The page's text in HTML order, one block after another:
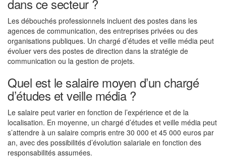
dans ce secteur ?
Les débouchés professionnels incluent des postes dans les
agences de communication, des entreprises privées ou des
organisations publiques. Un chargé d’études et veille média peut
évoluer vers des postes de direction dans la stratégie de
communication ou la gestion de projets.
Quel est le salaire moyen d’un chargé
d’études et veille média ?
Le salaire peut varier en fonction de l’expérience et de la
localisation. En moyenne, un chargé d’études et veille média peut
s’attendre à un salaire compris entre 30 000 et 45 000 euros par
an, avec des possibilités d’évolution salariale en fonction des
responsabilités assumées.